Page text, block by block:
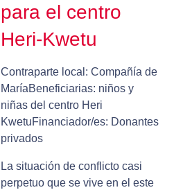
para el centro
Heri-Kwetu
Contraparte local: Compañía de
MaríaBeneficiarias: niños y
niñas del centro Heri
KwetuFinanciador/es: Donantes
privados
La situación de conflicto casi
perpetuo que se vive en el este